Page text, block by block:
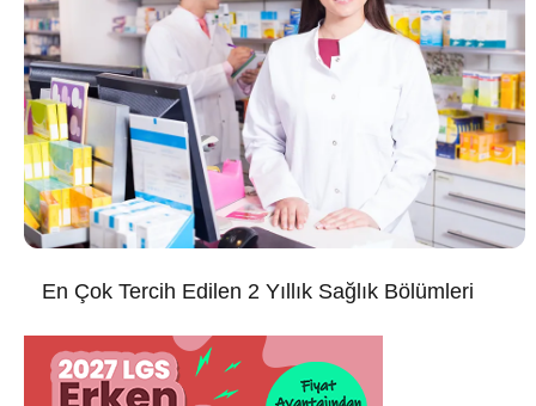
En Çok Tercih Edilen 2 Yıllık Sağlık Bölümleri